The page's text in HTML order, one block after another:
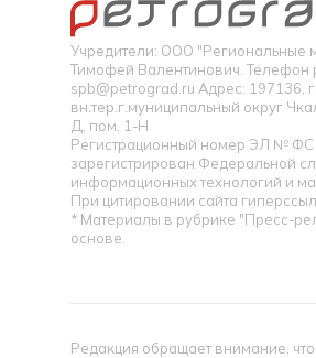
Учредители: ООО "Региональные
Тимофей Валентинович. Телефон
spb@petrograd.ru Адрес: 197136,
вн.тер.г.муниципальный округ
Д, пом. 1-Н
Регистрационный номер ЭЛ № ФС
зарегистрирован Федеральной
информационных технологий и
При цитировании сайта
* Материалы в рубрике "Пресс-
основе.
Редакция обращает внимание,